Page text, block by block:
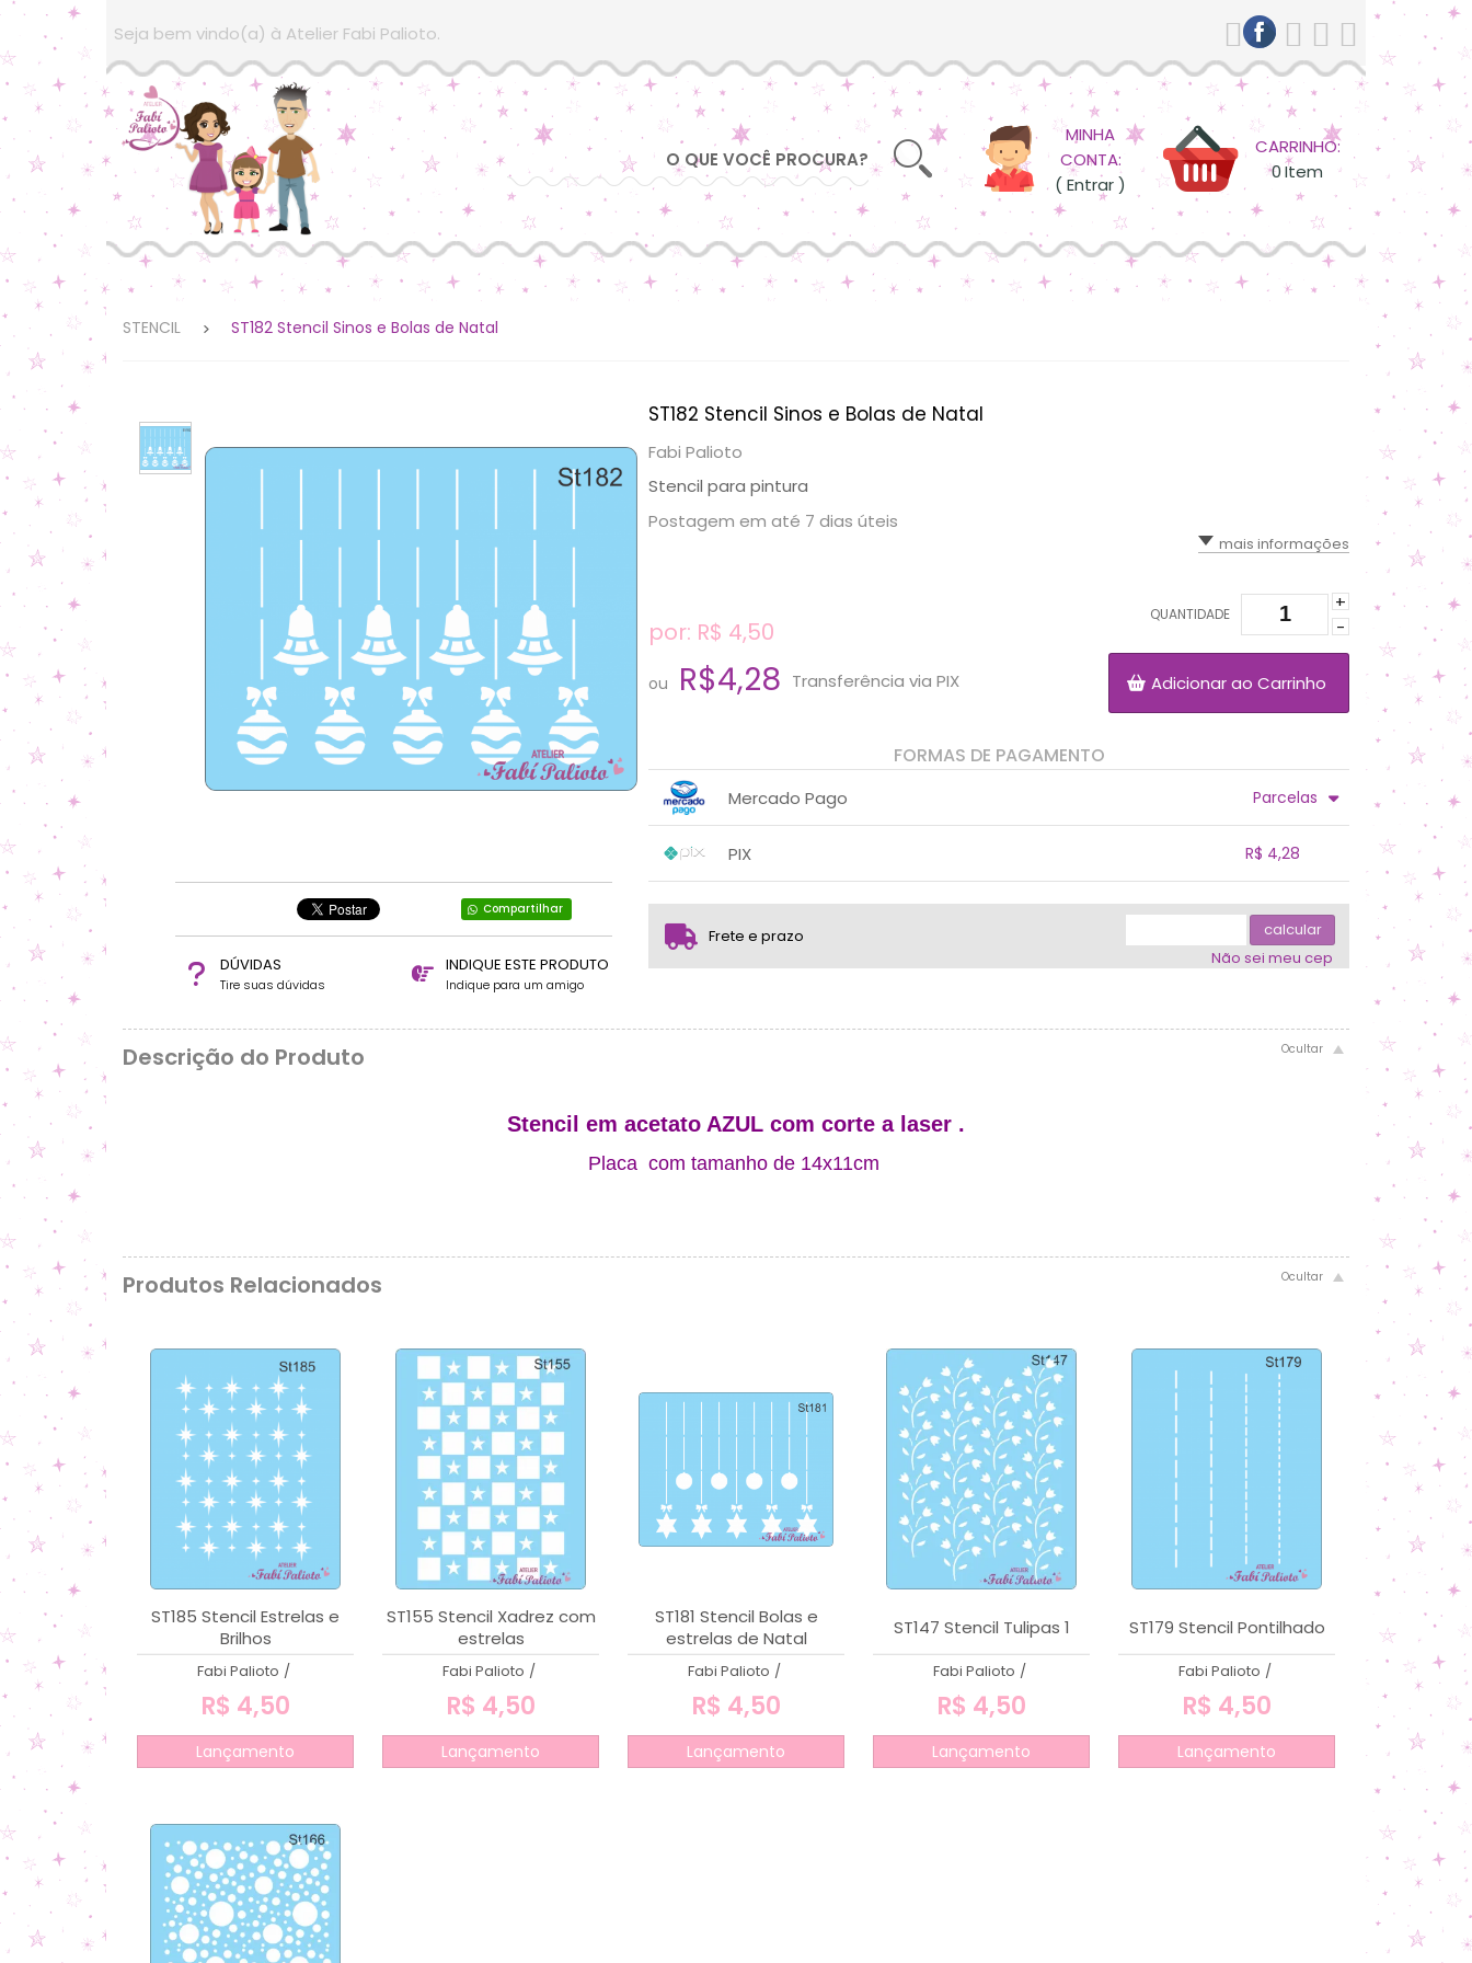
Seja bem vindo(a) à Atelier Fabi Palioto.
MINHA
CONTA:
( Entrar )
CARRINHO:
0Item
STENCIL ST182 Stencil Sinos e Bolas de Natal
Compartilhar
DÚVIDAS
Tire suas dúvidas
INDIQUE ESTE PRODUTO
Indique para um amigo
ST182 Stencil Sinos e Bolas de Natal
Fabi Palioto
Stencil para pintura
Postagem em até 7 dias úteis
mais informações
por: R$ 4,50
ou R$4,28 Transferência via PIX
QUANTIDADE
+
-
Adicionar ao Carrinho
FORMAS DE PAGAMENTO
Mercado Pago
Parcelas
PIX
R$ 4,28
... ....
Frete e prazo
calcular
Não sei meu cep
Descrição do Produto
Stencil em acetato AZUL com corte a laser .
Placa com tamanho de 14x11cm
Produtos Relacionados
ST185 Stencil Estrelas e
Brilhos
Fabi Palioto /
R$ 4,50
Lançamento
ST155 Stencil Xadrez com
estrelas
Fabi Palioto /
R$ 4,50
Lançamento
ST181 Stencil Bolas e
estrelas de Natal
Fabi Palioto /
R$ 4,50
Lançamento
ST147 Stencil Tulipas 1
Fabi Palioto /
R$ 4,50
Lançamento
ST179 Stencil Pontilhado
Fabi Palioto /
R$ 4,50
Lançamento